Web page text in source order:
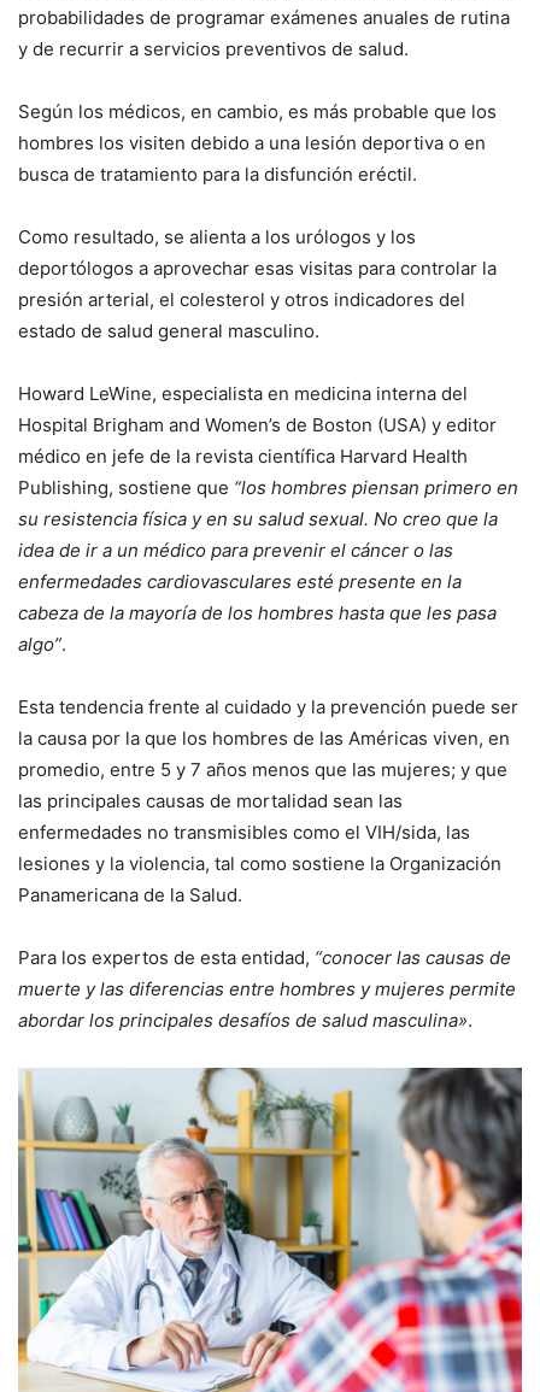
probabilidades de programar exámenes anuales de rutina
y de recurrir a servicios preventivos de salud.
Según los médicos, en cambio, es más probable que los
hombres los visiten debido a una lesión deportiva o en
busca de tratamiento para la disfunción eréctil.
Como resultado, se alienta a los urólogos y los
deportólogos a aprovechar esas visitas para controlar la
presión arterial, el colesterol y otros indicadores del
estado de salud general masculino.
Howard LeWine, especialista en medicina interna del
Hospital Brigham and Women’s de Boston (USA) y editor
médico en jefe de la revista científica Harvard Health
Publishing, sostiene que “los hombres piensan primero en
su resistencia física y en su salud sexual. No creo que la
idea de ir a un médico para prevenir el cáncer o las
enfermedades cardiovasculares esté presente en la
cabeza de la mayoría de los hombres hasta que les pasa
algo”.
Esta tendencia frente al cuidado y la prevención puede ser
la causa por la que los hombres de las Américas viven, en
promedio, entre 5 y 7 años menos que las mujeres; y que
las principales causas de mortalidad sean las
enfermedades no transmisibles como el VIH/sida, las
lesiones y la violencia, tal como sostiene la Organización
Panamericana de la Salud.
Para los expertos de esta entidad, “conocer las causas de
muerte y las diferencias entre hombres y mujeres permite
abordar los principales desafíos de salud masculina».